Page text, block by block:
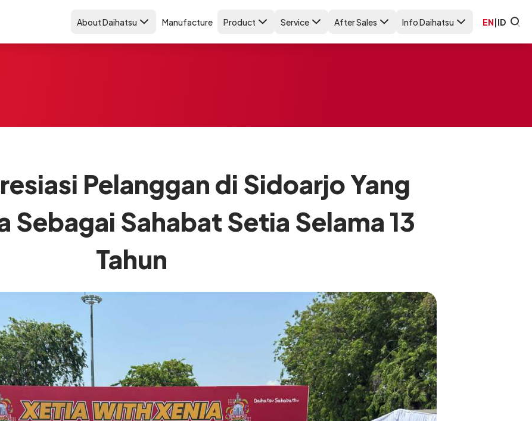
About Daihatsu Manufacture Product Service After Sales Info Daihatsu EN|ID
Pelanggan di Sidoarjo Yang
Sebagai Sahabat Setia Selama 13
Tahun